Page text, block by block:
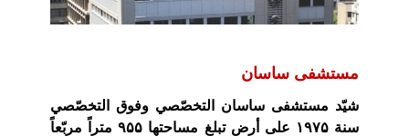
مستشفى ساسان
شيّد مستشفى ساسان التخصّصي وفوق التخصّصي
سنة ۱۹۷۵ على أرض تبلغ مساحتها ۹۵۵ متراً مربّعاً